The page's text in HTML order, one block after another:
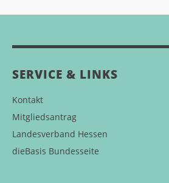
SERVICE & LINKS
Kontakt
Mitgliedsantrag
Landesverband Hessen
dieBasis Bundesseite